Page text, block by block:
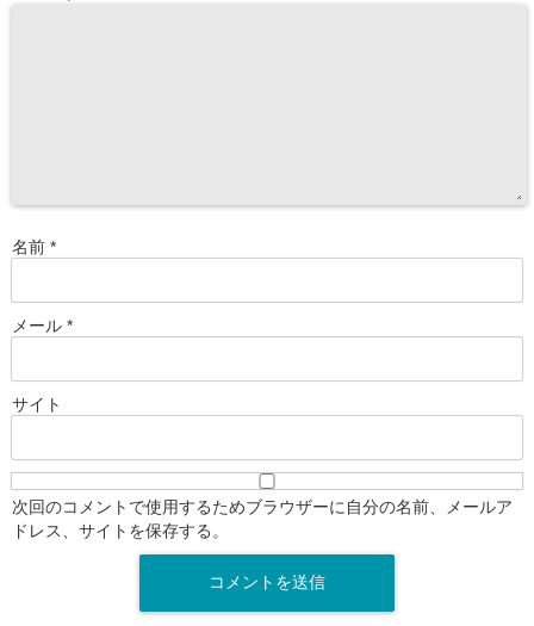
名前 *
メール *
サイト
次回のコメントで使用するためブラウザーに自分の名前、メールア
ドレス、サイトを保存する。